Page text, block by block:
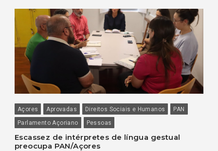
Açores Aprovadas Direitos Sociais e Humanos
PAN
Parlamento Açoriano
Pessoas
Escassez de intérpretes de língua gestual
preocupa PAN/Açores